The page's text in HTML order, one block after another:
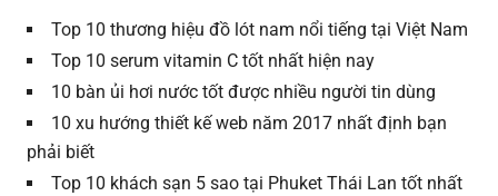
Top 10 thương hiệu đồ lót nam nổi tiếng tại Việt Nam
Top 10 serum vitamin C tốt nhất hiện nay
10 bàn ủi hơi nước tốt được nhiều người tin dùng
10 xu hướng thiết kế web năm 2017 nhất định bạn
phải biết
Top 10 khách sạn 5 sao tại Phuket Thái Lan tốt nhất